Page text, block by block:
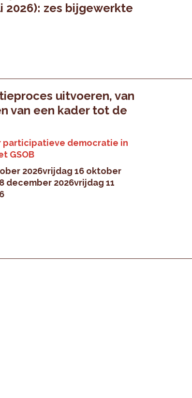
2026): zes bijgewerkte
uitvoeren, van
van een kader tot de
participatieve democratie in
GSOB
2026vrijdag 16 oktober
december 2026vrijdag 11